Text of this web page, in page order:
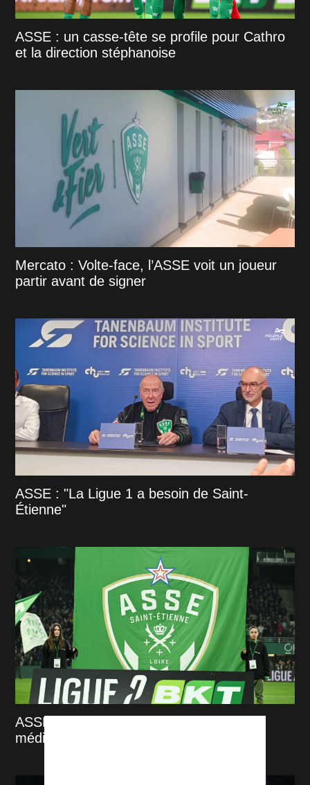
ASSE : un casse-tête se profile pour Cathro
et la direction stéphanoise
Mercato : Volte-face, l’ASSE voit un joueur
partir avant de signer
ASSE : "La Ligue 1 a besoin de Saint-
Étienne"
ASSE : Korona Kielce confirme la visite
médicale de Tamar Svetlin